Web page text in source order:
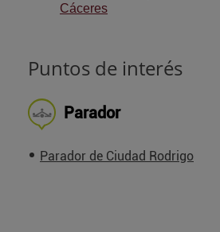
Cáceres
Puntos de interés
Parador
Parador de Ciudad Rodrigo